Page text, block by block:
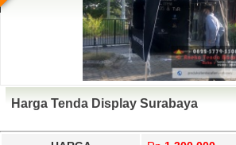
Harga Tenda Display Surabaya